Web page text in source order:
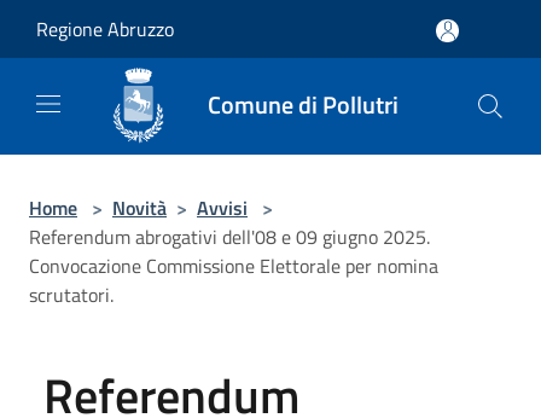
Regione Abruzzo
Comune di Pollutri
Home > Novità > Avvisi >
Referendum abrogativi dell'08 e 09 giugno 2025.
Convocazione Commissione Elettorale per nomina
scrutatori.
Referendum